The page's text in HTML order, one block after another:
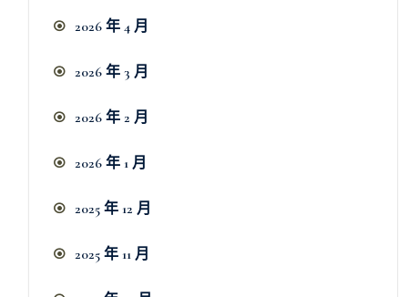
2026 年 4 月
2026 年 3 月
2026 年 2 月
2026 年 1 月
2025 年 12 月
2025 年 11 月